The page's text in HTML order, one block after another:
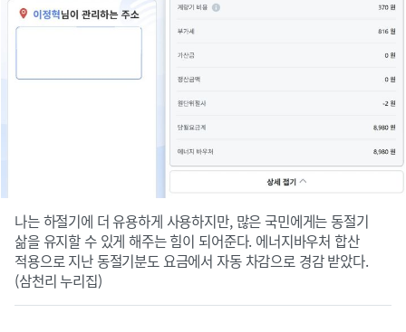
나는 하절기에 더 유용하게 사용하지만, 많은 국민에게는 동절기
삶을 유지할 수 있게 해주는 힘이 되어준다. 에너지바우처 합산
적용으로 지난 동절기분도 요금에서 자동 차감으로 경감 받았다.
(삼천리 누리집)